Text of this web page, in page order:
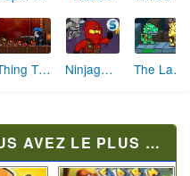
Thing Thing Arena Classic Ninjago Fallen Ninja The Last Dinosaurs
LE PLUS JOUÉ